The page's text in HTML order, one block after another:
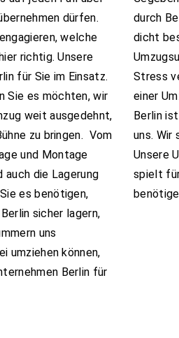
dürfen.
welche
richtig. Unsere
für Sie im Einsatz.
Sie es möchten, wir
weit ausgedehnt,
zu bringen. Vom
und Montage
auch die Lagerung
es benötigen,
sicher lagern,
uns
umziehen können,
Berlin für
durch
dicht
Stress
einer
Berlin
uns. Wir
Unsere
spielt